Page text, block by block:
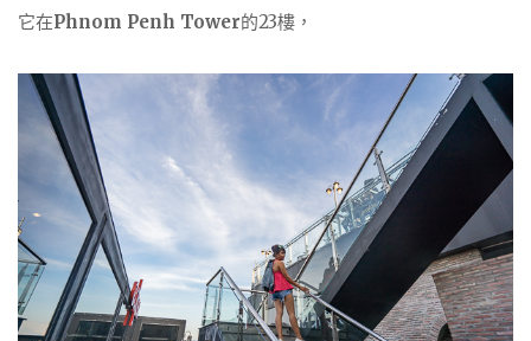
它在Phnom Penh Tower的23樓，